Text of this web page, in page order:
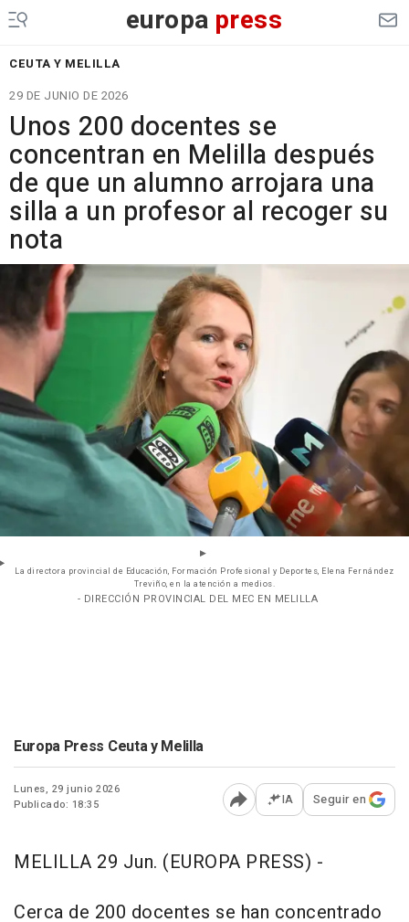
europa press
CEUTA Y MELILLA
29 DE JUNIO DE 2026
Unos 200 docentes se
concentran en Melilla después
de que un alumno arrojara una
silla a un profesor al recoger su
nota
La directora provincial de Educación, Formación Profesional y Deportes, Elena Fernández
Treviño, en la atención a medios.
- DIRECCIÓN PROVINCIAL DEL MEC EN MELILLA
Europa Press Ceuta y Melilla
Lunes, 29 junio 2026
Publicado: 18:35
Abrir opciones para
IA Seguir en
MELILLA 29 Jun. (EUROPA PRESS) -
Cerca de 200 docentes se han concentrado